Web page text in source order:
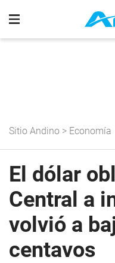
Sitio Andino > Economía
El dólar
Central a
volvió a
centavos